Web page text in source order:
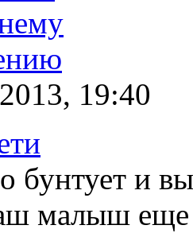
19:40
бунтует и
малыш еще